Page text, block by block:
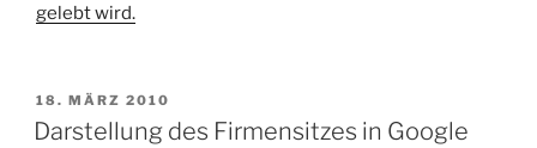
gelebt wird.
VERÖFFENTLICHT
AM
18. MÄRZ 2010
Darstellung des Firmensitzes in Google